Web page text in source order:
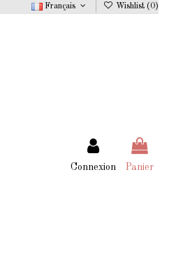
Français Wishlist (0)
Connexion Panier